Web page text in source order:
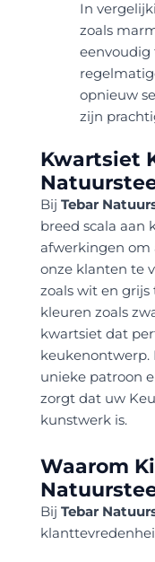
In
zoals
eenvoudig
opnieuw
zijn
Kwartsiet
Bij Tebar
breed scala aan
afwerkingen om
onze klanten te
zoals wit en
kleuren zoals
kwartsiet dat
keukenontwerp.
unieke patroon
zorgt dat uw
kunstwerk is.
Waarom
Bij Tebar